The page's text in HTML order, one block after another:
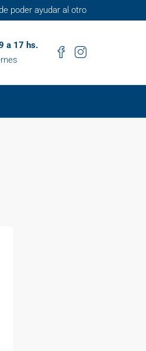
poder ayudar al otro
a 17 hs.